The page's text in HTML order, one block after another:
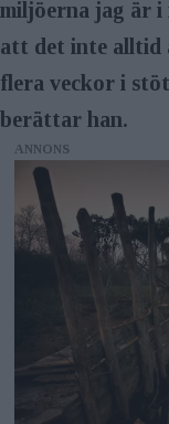
miljöerna jag är
att det inte alltid
flera veckor i
berättar han.
ANNONS